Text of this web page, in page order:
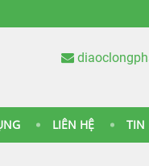
LIÊN HỆ TIN